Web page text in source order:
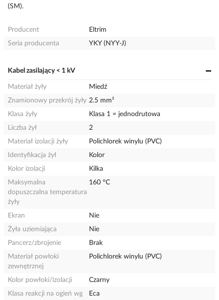
(SM).
Producent
Eltrim
Seria producenta
YKY (NYY-J)
Kabel zasilający < 1 kV
Materiał żyły
Miedź
Znamionowy przekrój żyły 2.5 mm²
Klasa żyły
Klasa 1 = jednodrutowa
Liczba żył
2
Materiał izolacji żyły
Polichlorek winylu (PVC)
Identyfikacja żył
Kolor
Kolor izolacji
Kilka
Maksymalna
dopuszczalna temperatura
żyły
160 °C
Ekran
Nie
Żyła uziemiająca
Nie
Pancerz/zbrojenie
Brak
Materiał powłoki
zewnętrznej
Polichlorek winylu (PVC)
Kolor powłoki/izolacji
Czarny
Klasa reakcji na ogień wg
Eca